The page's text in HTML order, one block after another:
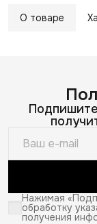
О товаре
Нажимая
обработку
получения